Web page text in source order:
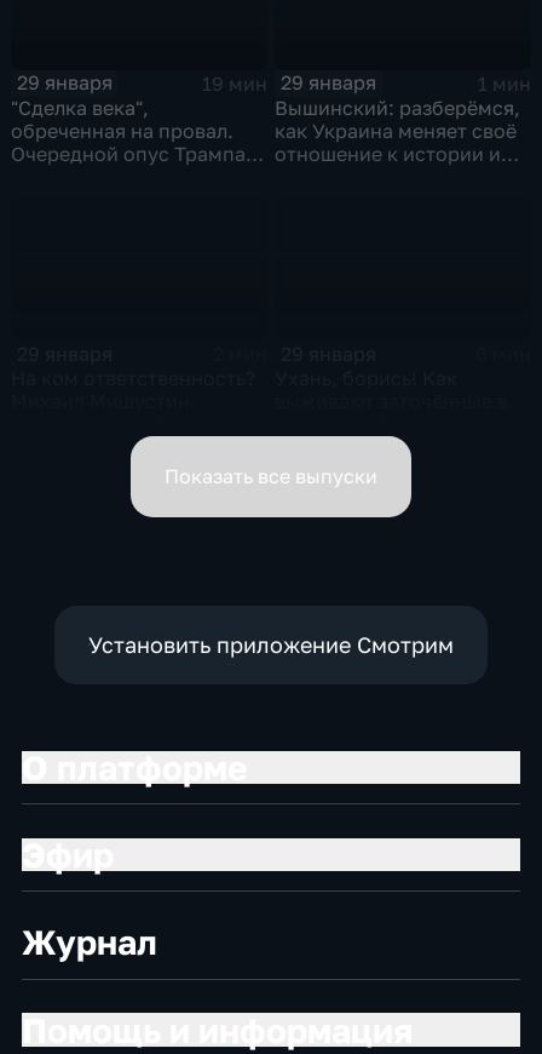
29 января
19 мин
"Сделка века",
обреченная на провал.
Очередной опус Трампа.
29 января
1 мин
Вышинский: разберёмся,
как Украина меняет своё
отношение к истории и
вице-премьеров
Показать все выпуски
Установить приложение Смотрим
Журнал